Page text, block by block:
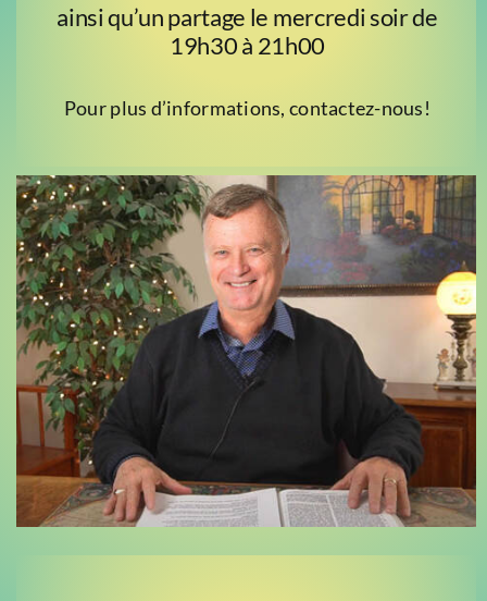
ainsi qu’un partage le mercredi soir de
19h30 à 21h00
Pour plus d’informations, contactez-nous!